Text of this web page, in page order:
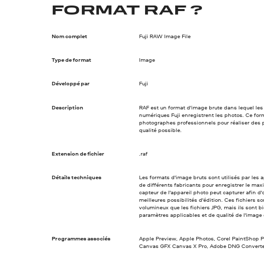
FORMAT RAF ?
Nom complet Fuji RAW Image File
Type de format Image
Développé par Fuji
Description
RAF est un format d'image brute dans lequel
numériques Fuji enregistrent les photos. Ce
photographes professionnels pour réaliser des
qualité possible.
Extension de fichier .raf
Détails techniques
Les formats d'image bruts sont utilisés par les
de différents fabricants pour enregistrer le
capteur de l'appareil photo peut capturer afin
meilleures possibilités d'édition. Ces fichiers
volumineux que les fichiers JPG, mais ils sont
paramètres applicables et de qualité de l'image
Programmes associés
Apple Preview, Apple Photos, Corel PaintShop
Canvas GFX Canvas X Pro, Adobe DNG